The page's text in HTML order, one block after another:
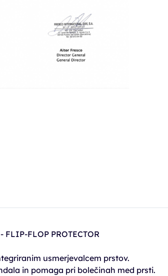
FLOP PROTECTOR
usmerjevalcem prstov.
in pomaga pri bolečinah med prsti.